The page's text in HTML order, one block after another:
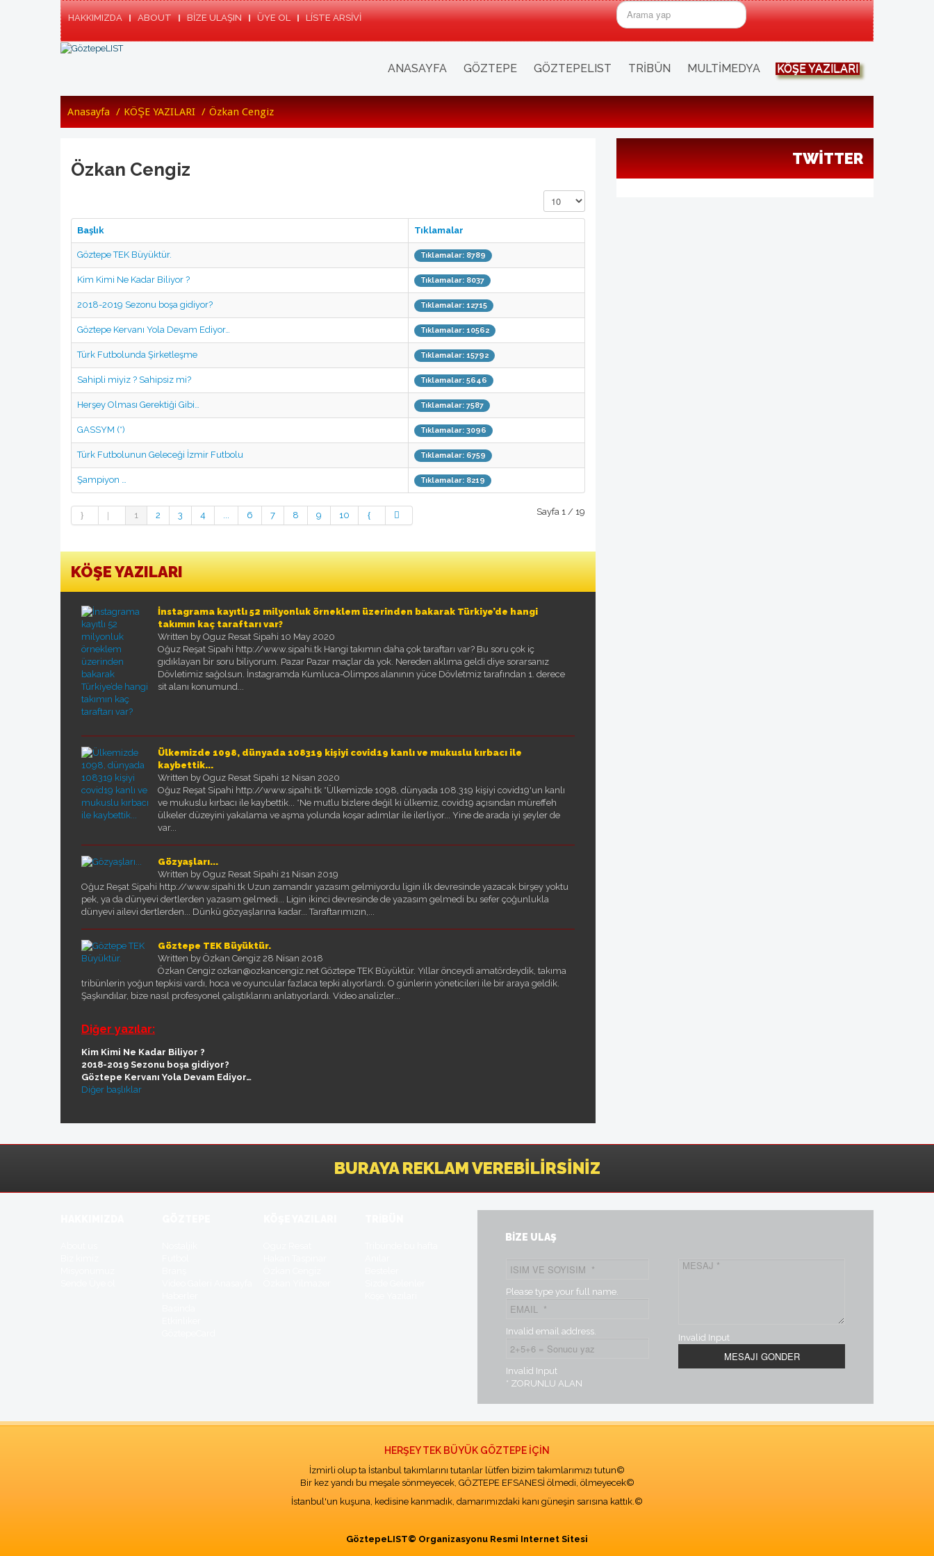
HAKKIMIZDA ABOUT BİZE ULAŞIN ÜYE OL LÍSTE ARSIVI
arama...
ANASAYFA GÖZTEPE GÖZTEPELIST TRIBÜN MULTIMEDYA KÖŞE YAZILARI
Anasayfa / KÖŞE YAZILARI / Özkan Cengiz
Özkan Cengiz
Görüntüleme Sayısı
Başlık Tıklamalar
Göztepe TEK Büyüktür. Tıklamalar: 8789
Kim Kimi Ne Kadar Biliyor ? Tıklamalar: 8037
2018-2019 Sezonu boşa gidiyor? Tıklamalar: 12715
Göztepe Kervanı Yola Devam Ediyor… Tıklamalar: 10562
Türk Futbolunda Şirketleşme Tıklamalar: 15792
Sahipli miyiz ? Sahipsiz mi? Tıklamalar: 5646
Herşey Olması Gerektiği Gibi… Tıklamalar: 7587
GASSYM (*) Tıklamalar: 3096
Türk Futbolunun Geleceği İzmir Futbolu Tıklamalar: 6759
Şampiyon … Tıklamalar: 8219
Sayfa 1 / 19
1 2 3 4 ... 6 7 8 9 10
KÖŞE YAZILARI
İnstagrama kayıtlı 52 milyonluk örneklem üzerinden bakarak Türkiye’de hangi
takımın kaç taraftarı var?
Written by Oguz Resat Sipahi 10 May 2020
Oğuz Reşat Sipahi http://www.sipahi.tk Hangi takımın daha çok taraftarı var? Bu soru çok iç
gıdıklayan bir soru biliyorum. Pazar Pazar maçlar da yok. Nereden aklıma geldi diye sorarsanız
Dövletimiz sağolsun. İnstagramda Kumluca-Olimpos alanının yüce Dövletmiz tarafından 1. derece
sit alanı konumund...
Ülkemizde 1098, dünyada 108319 kişiyi covid19 kanlı ve mukuslu kırbacı ile
kaybettik...
Written by Oguz Resat Sipahi 12 Nisan 2020
Oğuz Reşat Sipahi http://www.sipahi.tk *Ülkemizde 1098, dünyada 108.319 kişiyi covid19'un kanlı
ve mukuslu kırbacı ile kaybettik... *Ne mutlu bizlere değil ki ülkemiz, covid19 açısından müreffeh
ülkeler düzeyini yakalama ve aşma yolunda koşar adımlar ile ilerliyor... Yine de arada iyi şeyler de
var...
Gözyaşları...
Written by Oguz Resat Sipahi 21 Nisan 2019
Oğuz Reşat Sipahi http://www.sipahi.tk Uzun zamandır yazasım gelmiyordu ligin ilk devresinde yazacak birşey yoktu
pek, ya da dünyevi dertlerden yazasım gelmedi... Ligin ikinci devresinde de yazasım gelmedi bu sefer çoğunlukla
dünyevi ailevi dertlerden... Dünkü gözyaşlarına kadar... Taraftarımızın,...
Göztepe TEK Büyüktür.
Written by Özkan Cengiz 28 Nisan 2018
Özkan Cengiz ozkan@ozkancengiz.net Göztepe TEK Büyüktür. Yıllar önceydi amatördeydik, takıma
tribünlerin yoğun tepkisi vardı, hoca ve oyuncular fazlaca tepki alıyorlardı. O günlerin yöneticileri ile bir araya geldik.
Şaşkındılar, bize nasıl profesyonel çalıştıklarını anlatıyorlardı. Video analizler...
Diğer yazılar:
Kim Kimi Ne Kadar Biliyor ?
2018-2019 Sezonu boşa gidiyor?
Göztepe Kervanı Yola Devam Ediyor…
Diğer başlıklar
TWITTER
BURAYA REKLAM VEREBILIRSINIZ
BİZE ULAŞ
Please type your full name.
Invalid email address.
Invalid Input
* ZORUNLU ALAN
Invalid Input
HERŞEY TEK BÜYÜK GÖZTEPE İÇİN
İzmirli olup ta İstanbul takımlarını tutanlar lütfen bizim takımlarımızı tutun©
Bir kez yandı bu meşale sönmeyecek, GÖZTEPE EFSANESİ ölmedi, ölmeyecek©
İstanbul'un kuşuna, kedisine kanmadık, damarımızdaki kanı güneşin sarısına kattık.©
GöztepeLIST© Organizasyonu Resmi Internet Sitesi